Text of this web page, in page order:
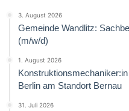
3. August 2026
Gemeinde Wandlitz:
(m/w/d)
1. August 2026
Berlin am Standort Bernau
31. Juli 2026